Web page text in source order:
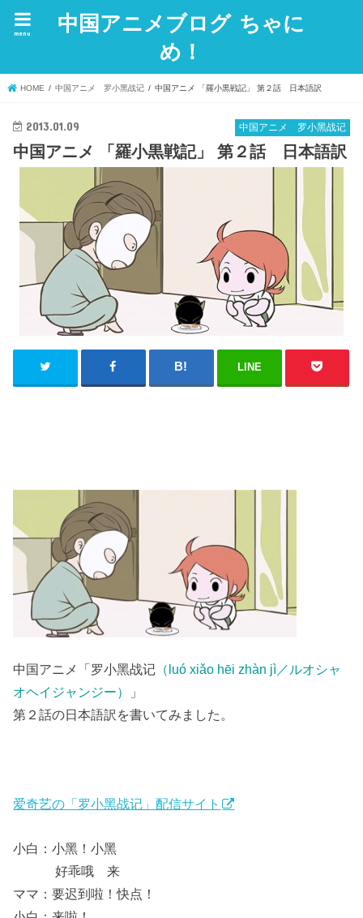
中国アニメブログ ちゃに
め！
menu
HOME 中国アニメ 罗小黑战记 中国アニメ 「羅小黒戦記」 第２話 日本語訳
中国アニメ 罗小黑战记
2013.01.09
中国アニメ 「羅小黒戦記」 第２話 日本語訳
LINE
中国アニメ「罗小黑战记 （luó xiǎo hēi zhàn jì／ルオシャ
オヘイジャンジー）
」
第２話の日本語訳を書いてみました。
爱奇艺の「罗小黑战记」配信サイト
小白：小黑！小黑
好乖哦 来
ママ：要迟到啦！快点！